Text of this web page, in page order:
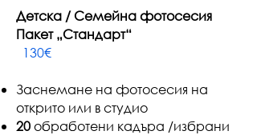
Детска / Семейна фотосесия
Пакет „Стандарт“
130€
Заснемане на фотосесия на
открито или в студио
20обработени кадъра /избрани